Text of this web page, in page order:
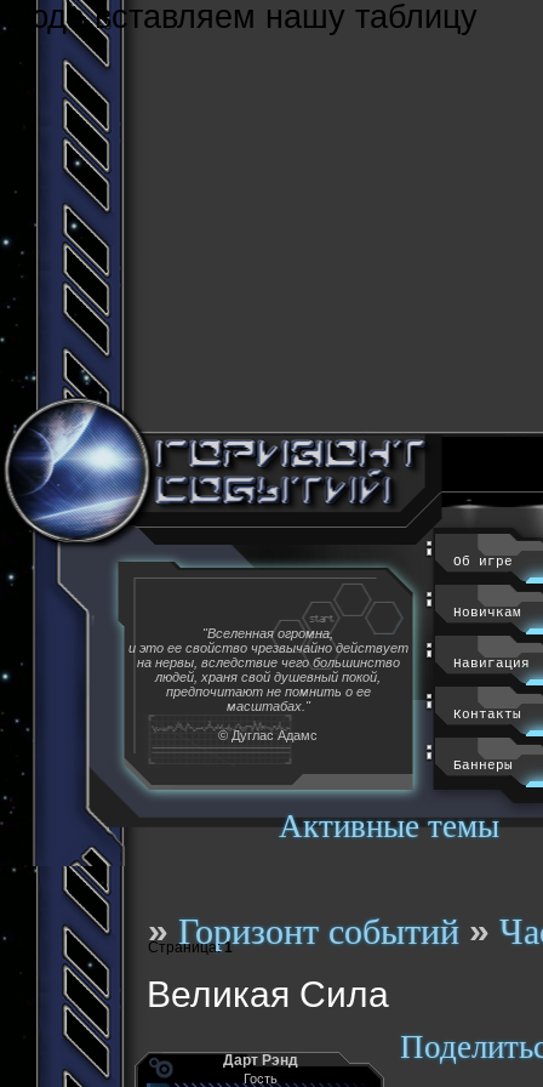
Cюда вставляем нашу таблицу
Активные темы
"Вселенная огромна,
и это ее свойство чрезвычайно действует
на нервы, вследствие чего большинство
людей, храня свой душевный покой,
предпочитают не помнить о ее
масштабах."
© Дуглас Адамс
Об игре
Новичкам
Навигация
Контакты
Баннеры
»Горизонт событий »
Великая Сила
Страница:1
Дарт Рэнд
Гость